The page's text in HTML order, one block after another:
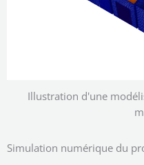
Illustration d'une
Simulation numérique du